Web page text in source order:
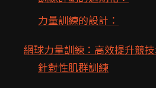
力量訓練的設計：
網球力量訓練：高效提升競
針對性肌群訓練